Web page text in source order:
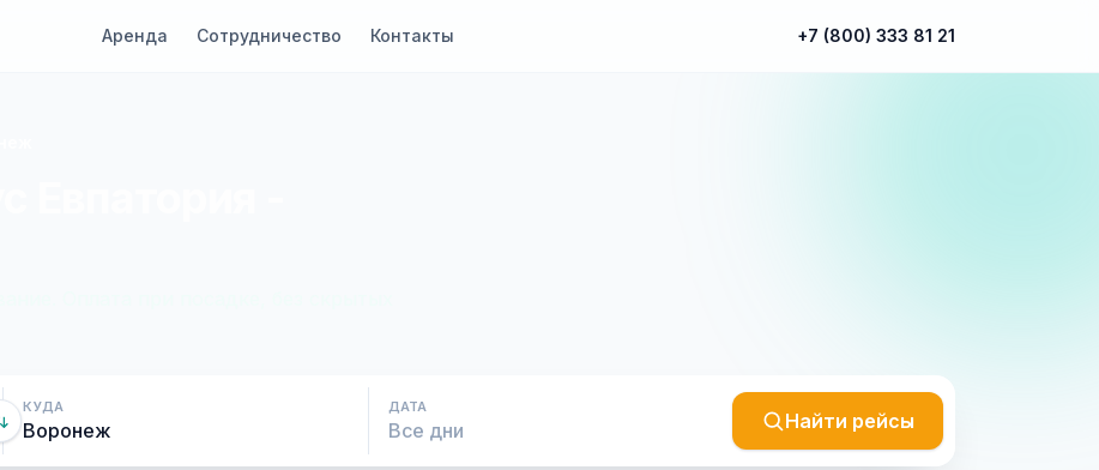
Аренда Сотрудничество Контакты +7 (800) 333 81 21
КУДА ДАТА
Найти рейсы